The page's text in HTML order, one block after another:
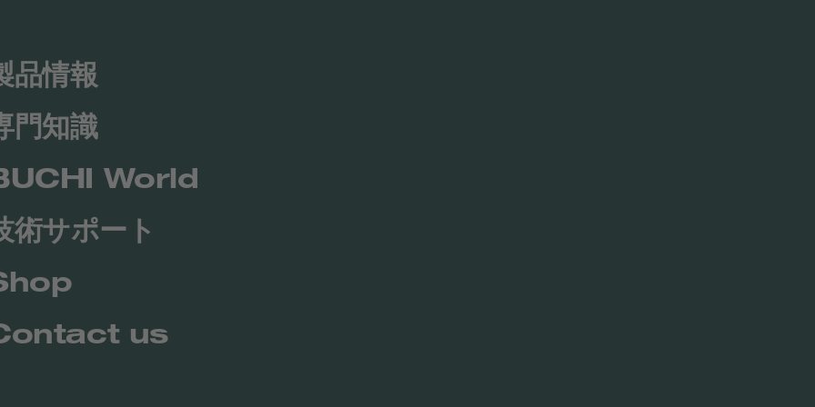
品情報
門知識
World
術サポート
us